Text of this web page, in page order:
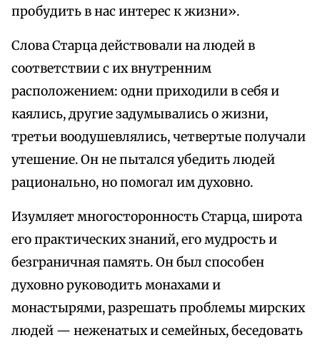
пробудить в нас интерес к жизни».
Слова Старца действовали на людей в
соответствии с их внутренним
расположением: одни приходили в себя и
каялись, другие задумывались о жизни,
третьи воодушевлялись, четвертые получали
утешение. Он не пытался убедить людей
рационально, но помогал им духовно.
Изумляет многосторонность Старца, широта
его практических знаний, его мудрость и
безграничная память. Он был способен
духовно руководить монахами и
монастырями, разрешать проблемы мирских
людей — неженатых и семейных, беседовать